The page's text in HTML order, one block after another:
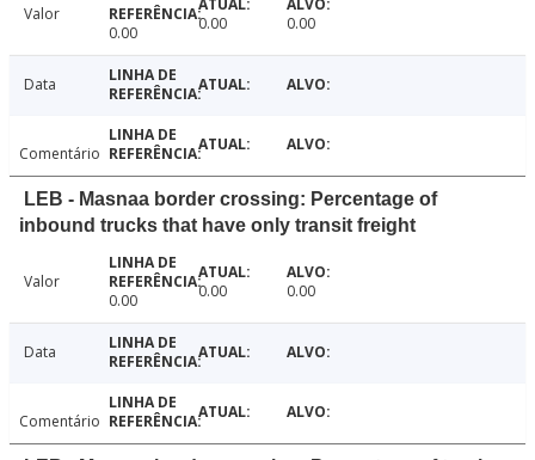
Valor
0.00
0.00 0.00
Data
Comentário
LEB - Masnaa border crossing: Percentage of
inbound trucks that have only transit freight
Valor
0.00
0.00 0.00
Data
Comentário